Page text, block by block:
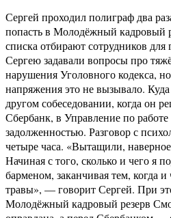
Сергей проходил полиграф два
попасть в Молодёжный кадровый
списка отбирают сотрудников
Сергею задавали вопросы про
нарушения Уголовного кодекса,
напряжения это не вызывало.
другом собеседовании, когда он
Сбербанк, в Управление по
задолженностью. Разговор с
четыре часа. «Вытащили,
Начиная с того, сколько и чего я
барменом, заканчивая тем, когда
травы», — говорит Сергей. При
Молодёжный кадровый резерв